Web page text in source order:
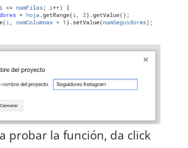
probar la función, da click